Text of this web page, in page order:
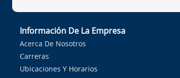
Información De La Empresa
Acerca De Nosotros
Carreras
Ubicaciones Y Horarios